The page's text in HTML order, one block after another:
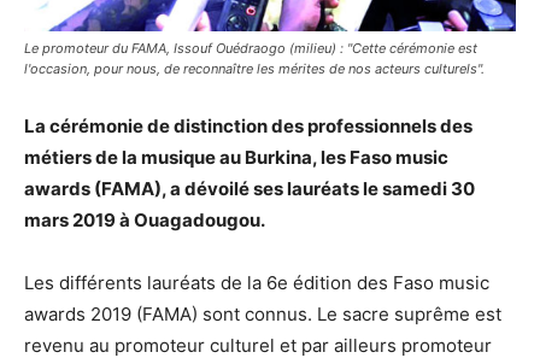
Le promoteur du FAMA, Issouf Ouédraogo (milieu) : "Cette cérémonie est
l'occasion, pour nous, de reconnaître les mérites de nos acteurs culturels".
La cérémonie de distinction des professionnels des
métiers de la musique au Burkina, les Faso music
awards (FAMA), a dévoilé ses lauréats le samedi 30
mars 2019 à Ouagadougou.
Les différents lauréats de la 6e édition des Faso music
awards 2019 (FAMA) sont connus. Le sacre suprême est
revenu au promoteur culturel et par ailleurs promoteur